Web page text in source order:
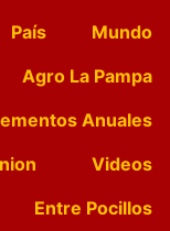
País
Mundo
Agro La Pampa
Anuales
Videos
Entre Pocillos